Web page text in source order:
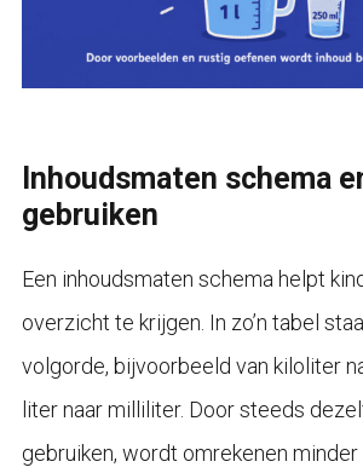
Inhoudsmaten schema
gebruiken
Een inhoudsmaten schema helpt
overzicht te krijgen. In zo’n tabel
volgorde, bijvoorbeeld van kiloliter
liter naar milliliter. Door steeds
gebruiken, wordt omrekenen minder